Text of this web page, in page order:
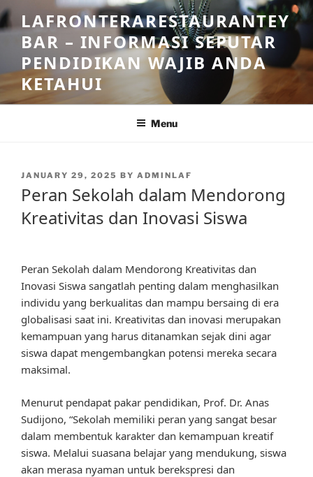
Skip
to
content
LAFRONTERARESTAURANTEY
BAR – INFORMASI SEPUTAR
PENDIDIKAN WAJIB ANDA
KETAHUI
Menu
POSTED
JANUARY 29, 2025 BY ADMINLAF
Peran Sekolah dalam Mendorong
Kreativitas dan Inovasi Siswa
Peran Sekolah dalam Mendorong Kreativitas dan
Inovasi Siswa sangatlah penting dalam menghasilkan
individu yang berkualitas dan mampu bersaing di era
globalisasi saat ini. Kreativitas dan inovasi merupakan
kemampuan yang harus ditanamkan sejak dini agar
siswa dapat mengembangkan potensi mereka secara
maksimal.
Menurut pendapat pakar pendidikan, Prof. Dr. Anas
Sudijono, “Sekolah memiliki peran yang sangat besar
dalam membentuk karakter dan kemampuan kreatif
siswa. Melalui suasana belajar yang mendukung, siswa
akan merasa nyaman untuk berekspresi dan